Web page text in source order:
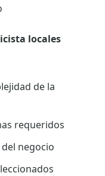
locales
de la
requeridos
negocio